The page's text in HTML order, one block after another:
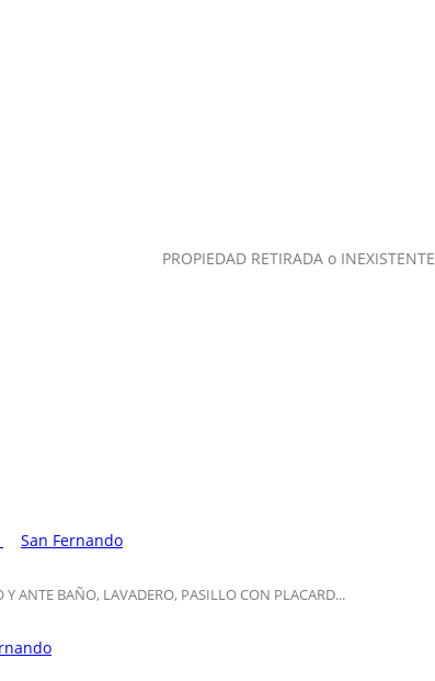
PROPIEDAD RETIRADA o INEXISTENTE
San Fernando
ANTE BAÑO, LAVADERO, PASILLO CON PLACARD...